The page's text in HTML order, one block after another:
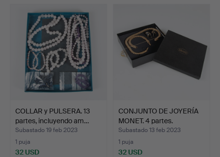
COLLAR y PULSERA. 13
partes, incluyendo am…
Subastado 19 feb 2023
1 puja
32 USD
CONJUNTO DE JOYERÍA
MONET. 4 partes.
Subastado 13 feb 2023
1 puja
32 USD